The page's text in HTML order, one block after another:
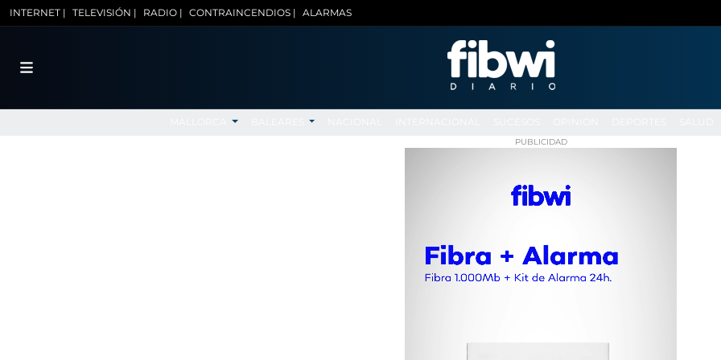
INTERNET | TELEVISIÓN | RADIO | CONTRAINCENDIOS | ALARMAS